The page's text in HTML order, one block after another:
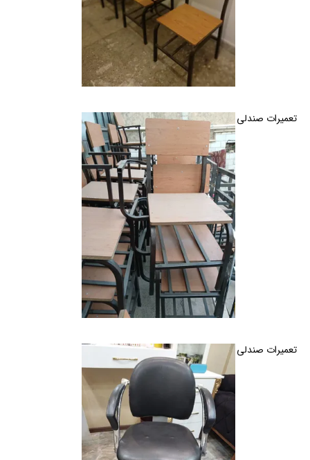
تعمیرات صندلی اداری و خانگی گردان و ثابت در کرج
تعمیرات صندلی اداری و خانگی گردان و ثابت در کرج